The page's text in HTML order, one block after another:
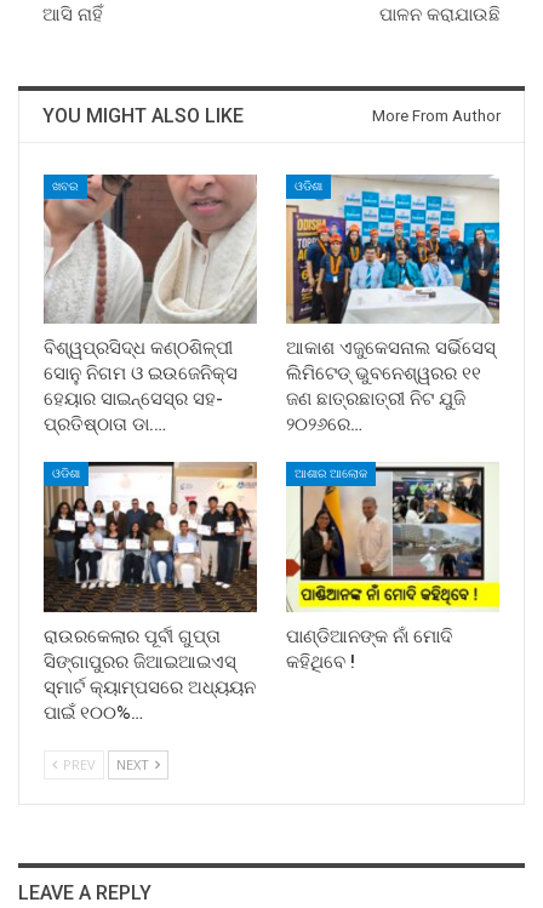
ଆସି ନାହିଁ
ପାଳନ କରାଯାଉଛି
YOU MIGHT ALSO LIKE More From Author
ଖବର
ବିଶ୍ୱପ୍ରସିଦ୍ଧ କଣ୍ଠଶିଳ୍ପୀ
ସୋନୁ ନିଗମ ଓ ଇଉଜେନିକ୍ସ
ହେୟାର ସାଇନ୍ସେସ୍ର ସହ-
ପ୍ରତିଷ୍ଠାତା ଡା.…
ଓଡିଶା
ଆକାଶ ଏଜୁକେସନାଲ ସର୍ଭିସେସ୍
ଲିମିଟେଡ୍ ଭୁବନେଶ୍ୱରର ୧୧
ଜଣ ଛାତ୍ରଛାତ୍ରୀ ନିଟ ଯୁଜି
୨୦୨୬ରେ…
ଓଡିଶା
ରାଉରକେଲାର ପୂର୍ବୀ ଗୁପ୍ତା
ସିଙ୍ଗାପୁରର ଜିଆଇଆଇଏସ୍
ସ୍ମାର୍ଟ କ୍ୟାମ୍ପସରେ ଅଧ୍ୟୟନ
ପାଇଁ ୧୦୦%…
ଆଶାର ଆଲୋକ
ପାଣ୍ଡିଆନଙ୍କ ନାଁ ମୋଦି
କହିଥିବେ !
PREV NEXT
LEAVE A REPLY